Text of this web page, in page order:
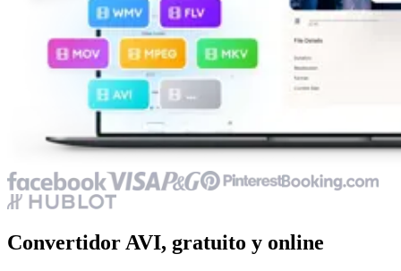
Convertidor AVI, gratuito y online